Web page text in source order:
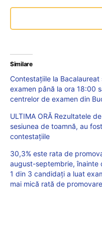
Similare
Contestațiile la
examen până la ora 18:00
centrelor de examen din
ULTIMA ORĂ Rezultatele
sesiunea de toamnă, au
contestațiile
30,3% este rata de
august-septembrie, înainte
1 din 3 candidați a luat
mai mică rată de